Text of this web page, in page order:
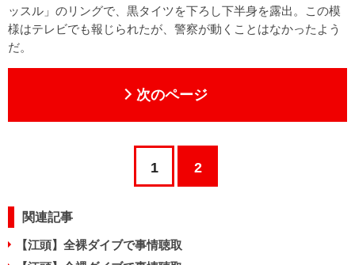
ッスル」のリングで、黒タイツを下ろし下半身を露出。この模
様はテレビでも報じられたが、警察が動くことはなかったよう
だ。
次のページ
1 2
関連記事
【江頭】全裸ダイブで事情聴取